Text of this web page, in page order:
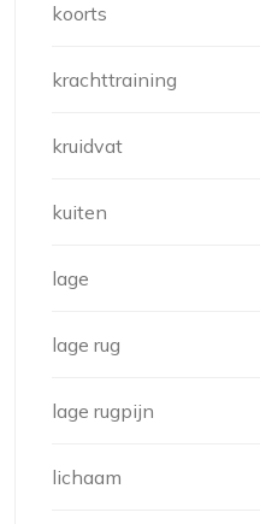
koorts
krachttraining
kruidvat
kuiten
lage
lage rug
lage rugpijn
lichaam